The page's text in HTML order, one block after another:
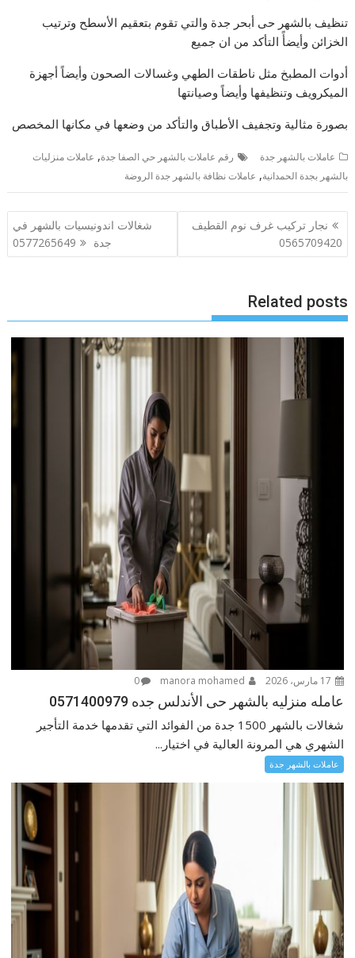
تنظيف بالشهر حى أبحر جدة والتي تقوم بتعقيم الأسطح وترتيب
الخزائن وأيضأً التأكد من ان جميع
أدوات المطبخ مثل ناطقات الطهي وغسالات الصحون وأيضاً أجهزة
الميكرويف وتنظيفها وأيضاً وصيانتها
بصورة مثالية وتجفيف الأطباق والتأكد من وضعها في مكانها المخصص
عاملات بالشهر جدة رقم عاملات بالشهر حي الصفا جدة, عاملات منزليات
بالشهر بجدة الحمدانية, عاملات نظافة بالشهر جدة الروضة
تصفّح
المقالات
نجار ‏تركيب غرف نوم القطيف
0565709420
شغالات اندونيسيات بالشهر في
جدة 0577265649
Related posts
0
عامله منزليه بالشهر حى الأندلس جده 0571400979
شغالات بالشهر 1500 جدة من الفوائد التي تقدمها خدمة التأجير
الشهري هي المرونة العالية في اختيار...
عاملات بالشهر جدة